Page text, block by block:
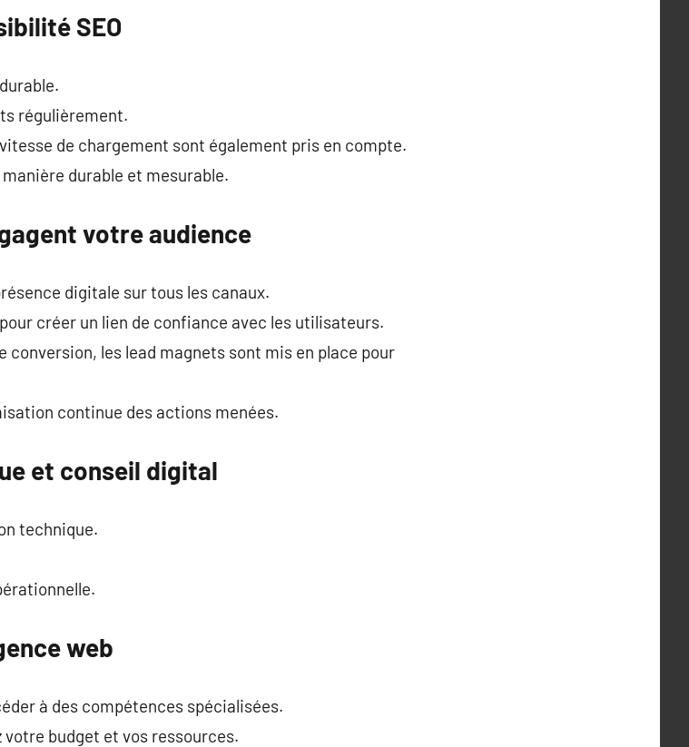
SEO
régulièrement.
de chargement sont également pris en compte.
durable et mesurable.
votre audience
digitale sur tous les canaux.
créer un lien de confiance avec les utilisateurs.
conversion, les lead magnets sont mis en place pour
continue des actions menées.
et conseil digital
technique.
web
à des compétences spécialisées.
budget et vos ressources.